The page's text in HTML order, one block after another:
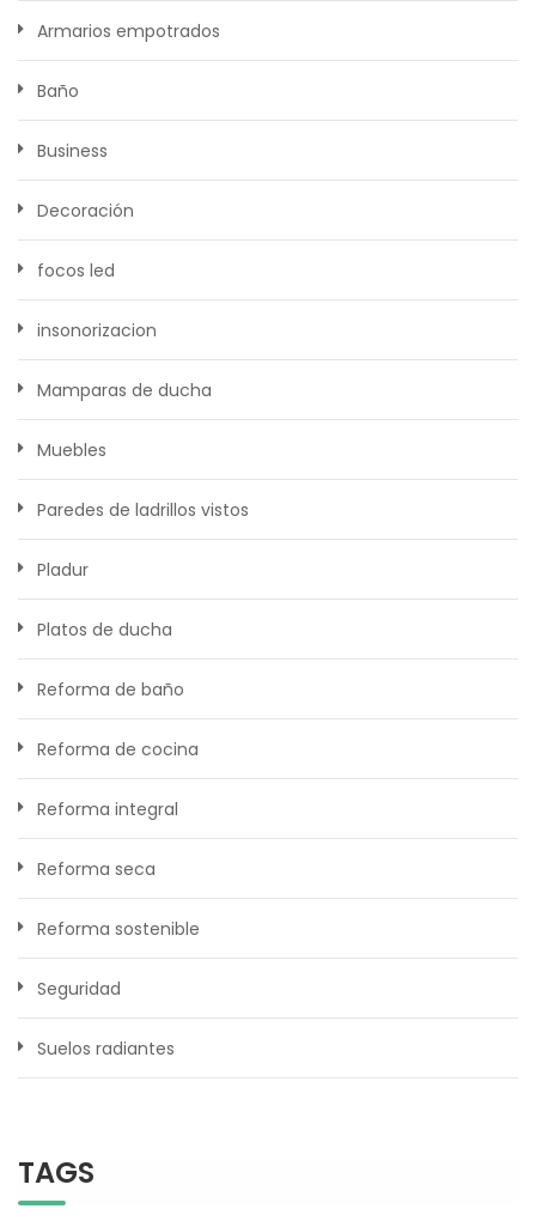
Armarios empotrados
Baño
Business
Decoración
focos led
insonorizacion
Mamparas de ducha
Muebles
Paredes de ladrillos vistos
Pladur
Platos de ducha
Reforma de baño
Reforma de cocina
Reforma integral
Reforma seca
Reforma sostenible
Seguridad
Suelos radiantes
TAGS